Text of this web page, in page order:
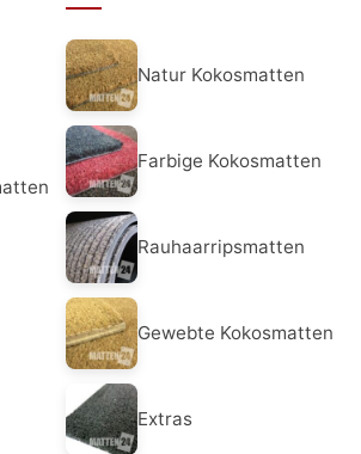
Natur Kokosmatten
Farbige Kokosmatten
Rauhaarripsmatten
Gewebte Kokosmatten
Extras